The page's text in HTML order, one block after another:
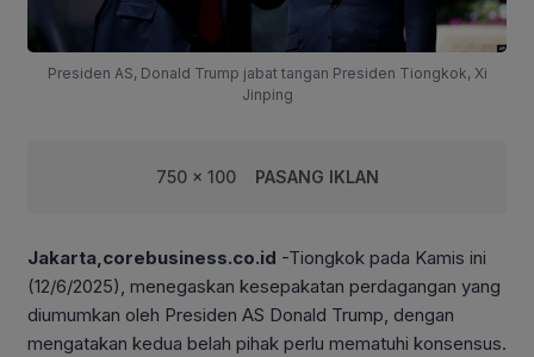
Presiden AS, Donald Trump jabat tangan Presiden Tiongkok, Xi
Jinping
750 x 100 PASANG IKLAN
Jakarta,corebusiness.co.id -Tiongkok pada Kamis ini
(12/6/2025), menegaskan kesepakatan perdagangan yang
diumumkan oleh Presiden AS Donald Trump, dengan
mengatakan kedua belah pihak perlu mematuhi konsensus.